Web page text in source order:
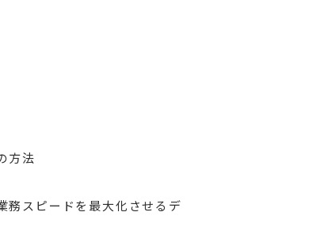
方法
務スピードを最大化させるデ